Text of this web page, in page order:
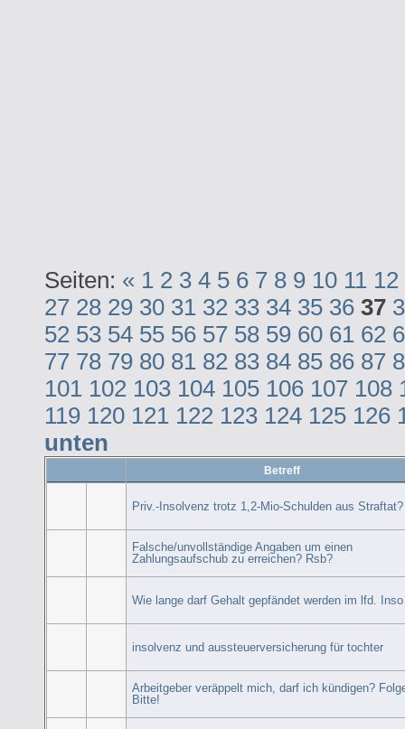
Seiten: « 1 2 3 4 5 6 7 8 9 10 11 12
27 28 29 30 31 32 33 34 35 36 37
52 53 54 55 56 57 58 59 60 61 62
77 78 79 80 81 82 83 84 85 86 87
101 102 103 104 105 106 107 108
119 120 121 122 123 124 125 126
unten
Betreff
Priv.-Insolvenz trotz 1,2-Mio-Schulden aus Straftat?
Falsche/unvollständige Angaben um einen
Zahlungsaufschub zu erreichen? Rsb?
Wie lange darf Gehalt gepfändet werden im lfd. Inso
insolvenz und aussteuerversicherung für tochter
Arbeitgeber veräppelt mich, darf ich kündigen?
Bitte!